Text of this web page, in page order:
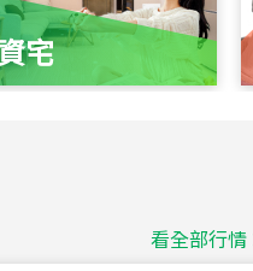
宅
看全部行情
台北市中山區長春路